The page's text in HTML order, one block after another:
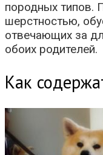
породных типов.
шерстностью,
отвечающих за
обоих родителей.
Как